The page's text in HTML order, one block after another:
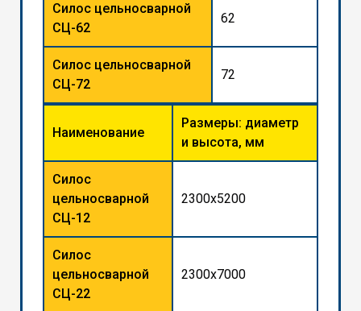
Силос цельносварной
СЦ-62
62
Силос цельносварной
СЦ-72
72
Наименование
Размеры: диаметр
и высота, мм
Силос
цельносварной
СЦ-12
2300x5200
Силос
цельносварной
СЦ-22
2300x7000